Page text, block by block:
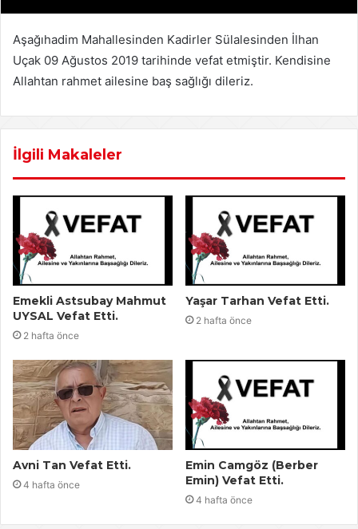
Aşağıhadim Mahallesinden Kadirler Sülalesinden İlhan
Uçak 09 Ağustos 2019 tarihinde vefat etmiştir. Kendisine
Allahtan rahmet ailesine baş sağlığı dileriz.
İlgili Makaleler
Emekli Astsubay Mahmut
UYSAL Vefat Etti.
2 hafta önce
Yaşar Tarhan Vefat Etti.
2 hafta önce
Avni Tan Vefat Etti.
4 hafta önce
Emin Camgöz (Berber
Emin) Vefat Etti.
4 hafta önce